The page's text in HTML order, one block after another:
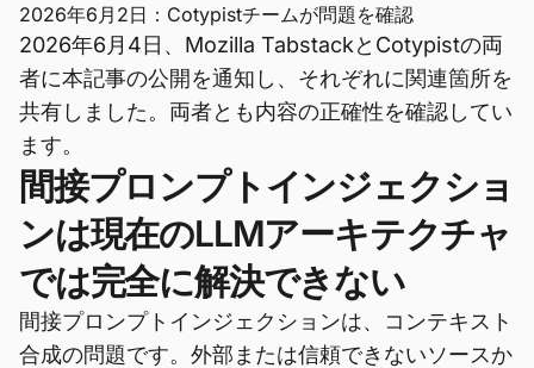
2026年6月2日：Cotypistチームが問題を確認
2026年6月4日、Mozilla TabstackとCotypistの両
者に本記事の公開を通知し、それぞれに関連箇所を
共有しました。両者とも内容の正確性を確認してい
ます。
間接プロンプトインジェクショ
ンは現在のLLMアーキテクチャ
では完全に解決できない
間接プロンプトインジェクションは、コンテキスト
合成の問題です。外部または信頼できないソースか